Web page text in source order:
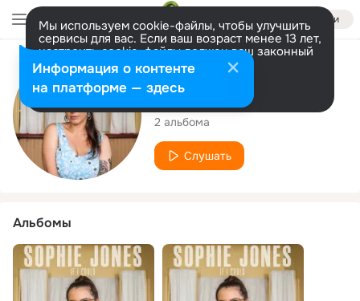
Войти
Мы используем cookie-файлы, чтобы улучшить
сервисы для вас. Если ваш возраст менее 13 лет,
настроить cookie-файлы должен ваш законный
представитель. Больше информации
Разрешить все Настроить
Исполнитель
Sophie Jones
2 альбома
Слушать
Альбомы
Информация о контенте
на платформе — здесь